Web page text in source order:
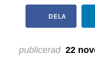
DELA
publicerad 22